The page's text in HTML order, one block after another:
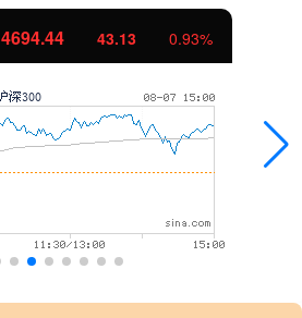
4694.44 43.13 0.93%